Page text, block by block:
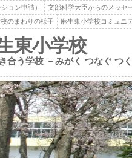
ョン申請）
文部科学大臣からのメッセ
のまわりの様子 麻生東小学校コミュニ
東小学校
合う学校 －みがく つなぐ つ